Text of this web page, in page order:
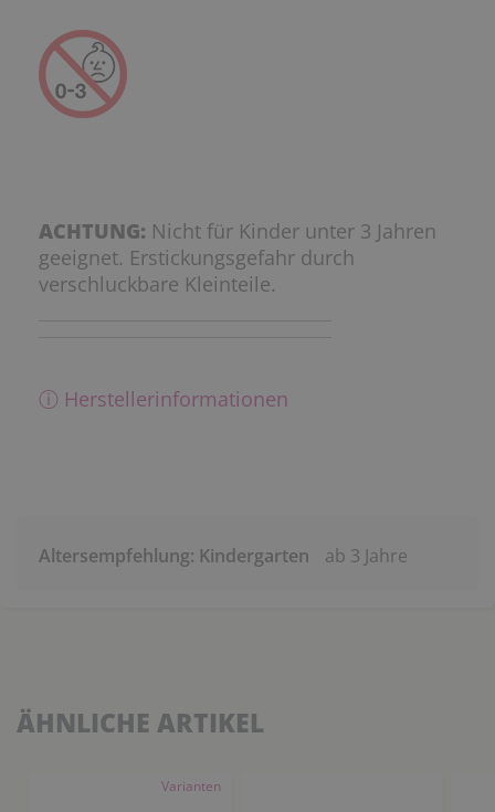
ACHTUNG: Nicht für Kinder unter 3 Jahren
geeignet. Erstickungsgefahr durch
verschluckbare Kleinteile.
ⓘ Herstellerinformationen
Altersempfehlung: Kindergarten ab 3 Jahre
ÄHNLICHE ARTIKEL
Varianten